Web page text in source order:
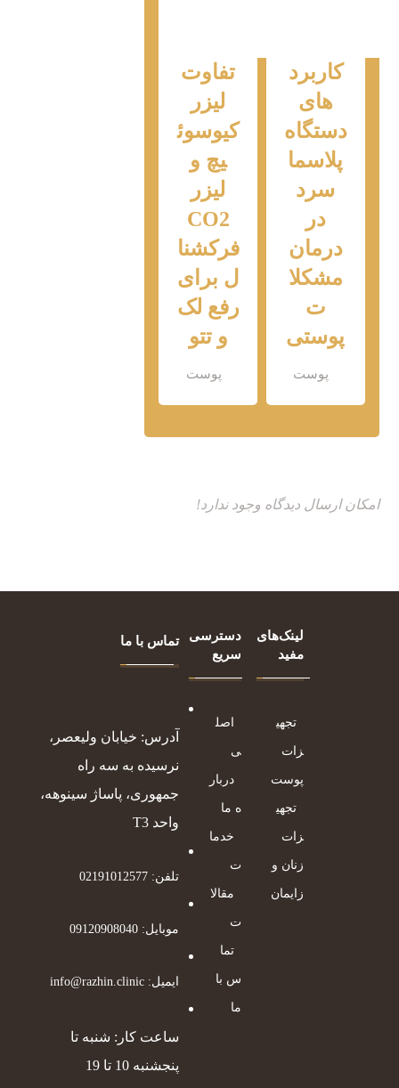
تفاوت
لیزر
کیوسوئ
یچ و
لیزر
CO2
فرکشنا
ل برای
رفع لک
و تتو
پوست
کاربرد
های
دستگاه
پلاسما
سرد
در
درمان
مشکلا
ت
پوستی
پوست
امکان ارسال دیدگاه وجود ندارد!
تماس با ما
آدرس: خیابان ولیعصر،
نرسیده به سه راه
جمهوری، پاساژ سینوهه،
واحد T3
تلفن: 02191012577
موبایل: 09120908040
ایمیل: info@razhin.clinic
ساعت کار: شنبه تا
پنجشنبه 10 تا 19
دسترسی
سریع
اصل
ی
دربار
ه ما
خدما
ت
مقالا
ت
تما
س با
ما
لینک‌های
مفید
تجهی
زات
پوست
تجهی
زات
زنان و
زایمان